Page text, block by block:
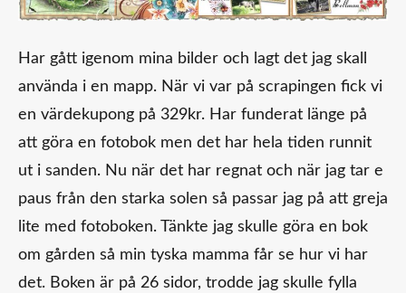
Har gått igenom mina bilder och lagt det jag skall
använda i en mapp. När vi var på scrapingen fick vi
en värdekupong på 329kr. Har funderat länge på
att göra en fotobok men det har hela tiden runnit
ut i sanden. Nu när det har regnat och när jag tar e
paus från den starka solen så passar jag på att greja
lite med fotoboken. Tänkte jag skulle göra en bok
om gården så min tyska mamma får se hur vi har
det. Boken är på 26 sidor, trodde jag skulle fylla